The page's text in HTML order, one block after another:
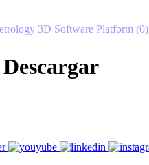
3D Software Platform (0)